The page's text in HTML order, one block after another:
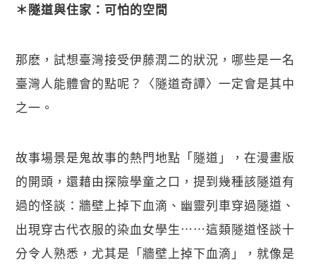
＊隧道與住家：可怕的空間
那麽，試想臺灣接受伊藤潤二的狀況，哪些是一名
臺灣人能體會的點呢？〈隧道奇譚〉一定會是其中
之一。
故事場景是鬼故事的熱門地點「隧道」，在漫畫版
的開頭，還藉由探險學童之口，提到幾種該隧道有
過的怪談：牆壁上掉下血滴、幽靈列車穿過隧道、
出現穿古代衣服的染血女學生⋯⋯這類隧道怪談十
分令人熟悉，尤其是「牆壁上掉下血滴」，就像是